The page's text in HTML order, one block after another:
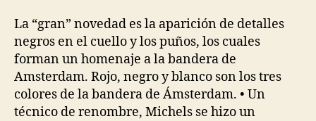
La “gran” novedad es la aparición de detalles
negros en el cuello y los puños, los cuales
forman un homenaje a la bandera de
Amsterdam. Rojo, negro y blanco son los tres
colores de la bandera de Ámsterdam. • Un
técnico de renombre, Michels se hizo un